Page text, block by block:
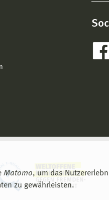
Matomo, um das
zu gewährleisten.